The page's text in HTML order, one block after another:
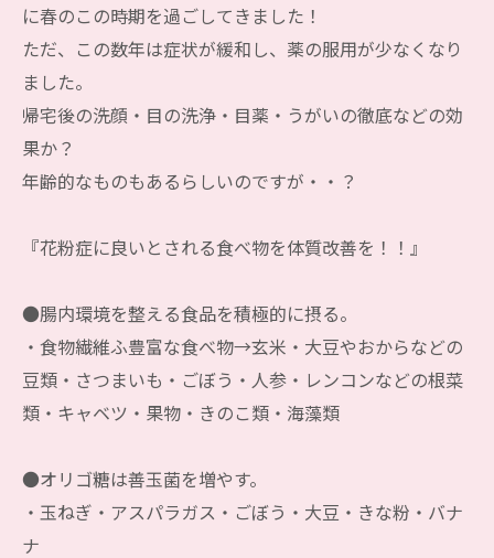
に春のこの時期を過ごしてきました！
ただ、この数年は症状が緩和し、薬の服用が少なくなり
ました。
帰宅後の洗顔・目の洗浄・目薬・うがいの徹底などの効
果か？
年齢的なものもあるらしいのですが・・？
『花粉症に良いとされる食べ物を体質改善を！！』
●腸内環境を整える食品を積極的に摂る。
・食物繊維ふ豊富な食べ物→玄米・大豆やおからなどの
豆類・さつまいも・ごぼう・人参・レンコンなどの根菜
類・キャベツ・果物・きのこ類・海藻類
●オリゴ糖は善玉菌を増やす。
・玉ねぎ・アスパラガス・ごぼう・大豆・きな粉・バナ
ナ